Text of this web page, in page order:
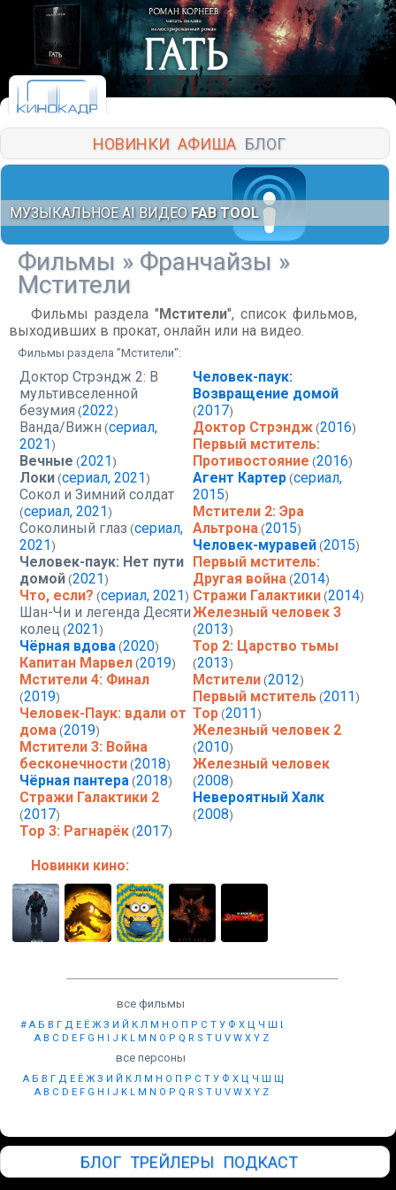
НОВИНКИ АФИША БЛОГ
МУЗЫКАЛЬНОЕ AI ВИДЕО FAB TOOL
Фильмы » Франчайзы »
Мстители
Фильмы раздела "Мстители", список фильмов,
выходивших в прокат, онлайн или на видео.
Фильмы раздела "Мстители":
Доктор Стрэндж 2: В
мультивселенной
безумия (2022)
Ванда/Вижн (сериал,
2021)
Вечные (2021)
Локи (сериал, 2021)
Сокол и Зимний солдат
(сериал, 2021)
Соколиный глаз (сериал,
2021)
Человек-паук: Нет пути
домой (2021)
Что, если? (сериал, 2021)
Шан-Чи и легенда Десяти
колец (2021)
Чёрная вдова (2020)
Капитан Марвел (2019)
Мстители 4: Финал
(2019)
Человек-Паук: вдали от
дома (2019)
Мстители 3: Война
бесконечности (2018)
Чёрная пантера (2018)
Стражи Галактики 2
(2017)
Тор 3: Рагнарёк (2017)
Человек-паук:
Возвращение домой
(2017)
Доктор Стрэндж (2016)
Первый мститель:
Противостояние (2016)
Агент Картер (сериал,
2015)
Мстители 2: Эра
Альтрона (2015)
Человек-муравей (2015)
Первый мститель:
Другая война (2014)
Стражи Галактики (2014)
Железный человек 3
(2013)
Тор 2: Царство тьмы
(2013)
Мстители (2012)
Первый мститель (2011)
Тор (2011)
Железный человек 2
(2010)
Железный человек
(2008)
Невероятный Халк
(2008)
Новинки кино:
все фильмы
# А Б В Г Д Е Ё Ж З И Й К Л М Н О П Р С Т У Ф Х Ц Ч Ш Щ
A B C D E F G H J K L M N O P Q R S T U V W X Y Z
все персоны
А Б В Г Д Е Ё Ж З И Й К Л М Н О П Р С Т У Ф Х Ц Ч Ш Щ
A B C D E F G H J K L M N O P Q R S T U V W X Y Z
БЛОГ ТРЕЙЛЕРЫ ПОДКАСТ